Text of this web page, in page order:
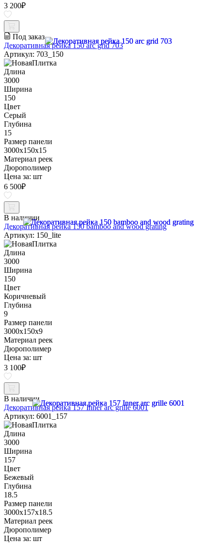
3 200₽
Под заказ
Декоративная рейка 150 arc grid 703
Артикул: 703_150
Длина
3000
Ширина
150
Цвет
Серый
Глубина
15
Размер панели
3000x150x15
Материал реек
Дюрополимер
Цена за: шт
6 500₽
В наличии
Декоративная рейка 150 bamboo and wood grating
Артикул: 150_lite
Длина
3000
Ширина
150
Цвет
Коричневый
Глубина
9
Размер панели
3000x150x9
Материал реек
Дюрополимер
Цена за: шт
3 100₽
В наличии
Декоративная рейка 157 Inner arc grille 6001
Артикул: 6001_157
Длина
3000
Ширина
157
Цвет
Бежевый
Глубина
18.5
Размер панели
3000x157x18.5
Материал реек
Дюрополимер
Цена за: шт